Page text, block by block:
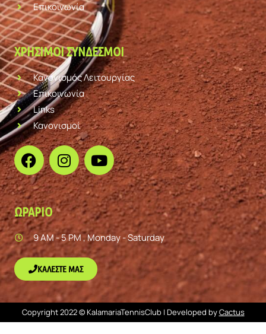
Επικοινωνία
ΧΡΉΣΙΜΟΙ ΣΎΝΔΕΣΜΟΙ
Κανονισμός Λειτουργίας
Επικοινωνία
Links
Κανονισμοί
ΩΡΆΡΙΟ
9 AM - 5 PM , Monday - Saturday
ΚΑΛΈΣΤΕ ΜΑΣ
Copyright 2022 © KalamariaTennisClub | Developed byCactus